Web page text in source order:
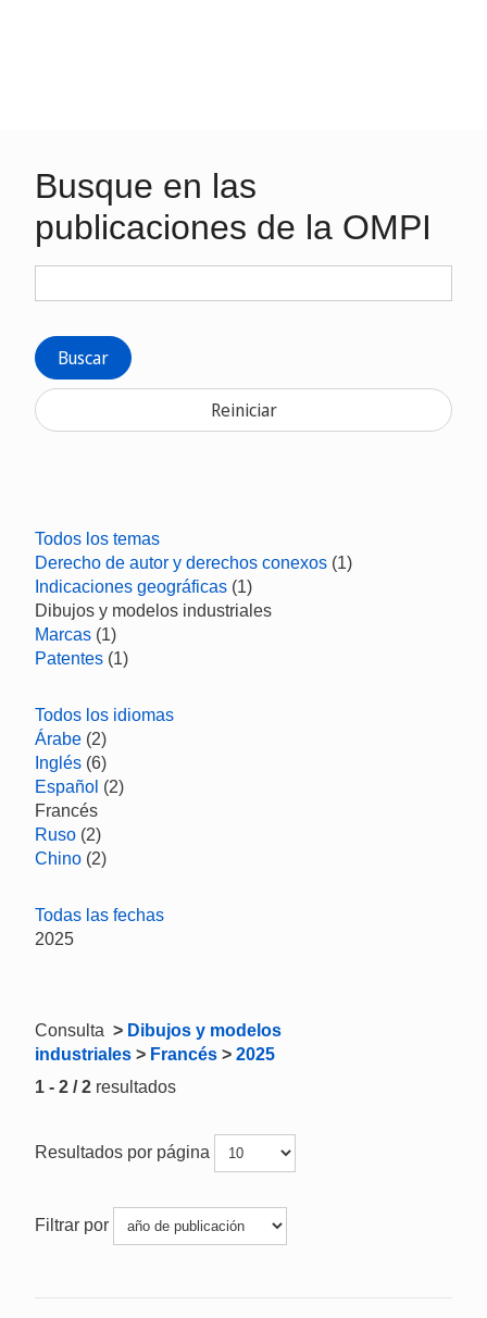
Busque en las
publicaciones de la OMPI
Buscar
Reiniciar
Todos los temas
Derecho de autor y derechos conexos (1)
Indicaciones geográficas (1)
Dibujos y modelos industriales
Marcas (1)
Patentes (1)
Todos los idiomas
Árabe (2)
Inglés (6)
Español (2)
Francés
Ruso (2)
Chino (2)
Todas las fechas
2025
Consulta > Dibujos y modelos
industriales > Francés > 2025
1 - 2 / 2 resultados
Resultados por página
Filtrar por